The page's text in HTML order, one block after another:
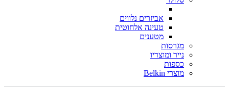
אביזרים נלווים
טעינה אלחוטית
מטענים
מגרסות
נייר ומוצריו
כספות
מוצרי Belkin